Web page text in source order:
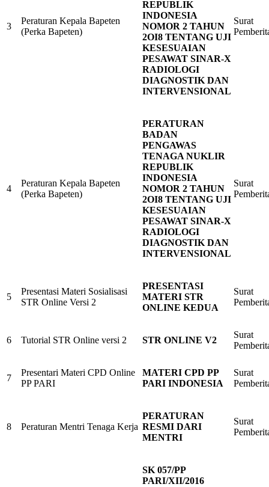
3
Peraturan Kepala Bapeten
(Perka Bapeten)
REPUBLIK
INDONESIA
NOMOR 2 TAHUN
2OI8 TENTANG UJI
KESESUAIAN
PESAWAT SINAR-X
RADIOLOGI
DIAGNOSTIK DAN
INTERVENSIONAL
Surat
4
Peraturan Kepala Bapeten
(Perka Bapeten)
PERATURAN
BADAN
PENGAWAS
TENAGA NUKLIR
REPUBLIK
INDONESIA
NOMOR 2 TAHUN
2OI8 TENTANG UJI
KESESUAIAN
PESAWAT SINAR-X
RADIOLOGI
DIAGNOSTIK DAN
INTERVENSIONAL
Surat
5
Presentasi Materi Sosialisasi
STR Online Versi 2
PRESENTASI
MATERI STR
ONLINE KEDUA
Surat
6 Tutorial STR Online versi 2 STR ONLINE V2
Surat
7
Presentari Materi CPD Online
PP PARI
MATERI CPD PP
PARI INDONESIA
Surat
8 Peraturan Mentri Tenaga Kerja
PERATURAN
RESMI DARI
MENTRI
Surat
SK 057/PP
PARI/XII/2016